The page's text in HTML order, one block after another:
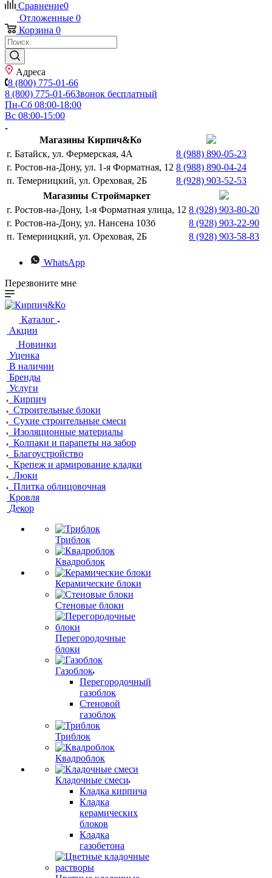
Сравнение0
Отложенные 0
Корзина 0
Адреса
8 (800) 775-01-66
8 (800) 775-01-66Звонок бесплатный
Пн-Сб 08:00-18:00
Вс 08:00-15:00
Магазины Кирпич&Ко
г. Батайск, ул. Фермерская, 4А
8 (988) 890-05-23
г. Ростов-на-Дону, ул. 1-я Форматная, 12 8 (988) 890-04-24
п. Темерницкий, ул. Ореховая, 2Б
8 (928) 903-52-53
Магазины Строймаркет
г. Ростов-на-Дону, 1-я Форматная улица, 12 8 (928) 903-80-20
г. Ростов-на-Дону, ул. Нансена 103б
8 (928) 903-22-90
п. Темерницкий, ул. Ореховая, 2Б
8 (928) 903-58-83
WhatsApp
Перезвоните мне
Каталог
Акции
Новинки
Уценка
В наличии
Бренды
Услуги
Кирпич
Строительные блоки
Сухие строительные смеси
Изоляционные материалы
Колпаки и парапеты на забор
Благоустройство
Крепеж и армирование кладки
Люки
Плитка облицовочная
Кровля
Декор
Триблок
Квадроблок
Керамические блоки
Стеновые блоки
Перегородочные
блоки
Газоблок
Перегородочный
газоблок
Стеновой
газоблок
Триблок
Квадроблок
Кладочные смеси
Кладка кирпича
Кладка
керамических
блоков
Кладка
газобетона